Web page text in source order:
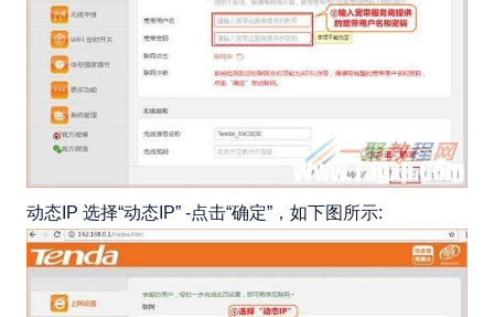
动态IP 选择“动态IP” -点击“确定”，如下图所示: